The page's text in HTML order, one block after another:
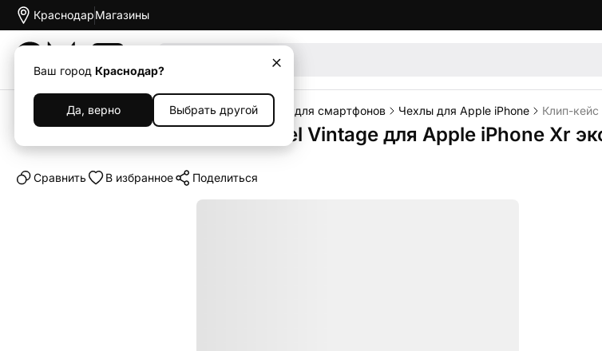
Краснодар
Ваш город Краснодар?
Да, верно Выбрать другой
Магазины
Каталог Аксессуары Чехлы Чехлы для смартфонов Чехлы для Apple iPhone Клип-
Клип-кейс (накладка) X-Level Vintage для Apple iPhone Xr
Cравнить В избранное Поделиться